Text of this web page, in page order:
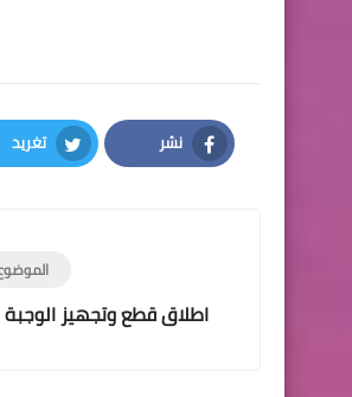
نشر
Facebook
تغريد
Twitter
اطلاق قطع وتجهيز الوجبة